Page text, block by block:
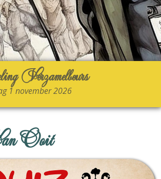
Verzamelbeurs
1 november 2026
Ooit